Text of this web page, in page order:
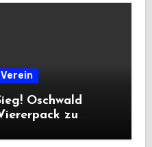
Verein
Oschwald
zu